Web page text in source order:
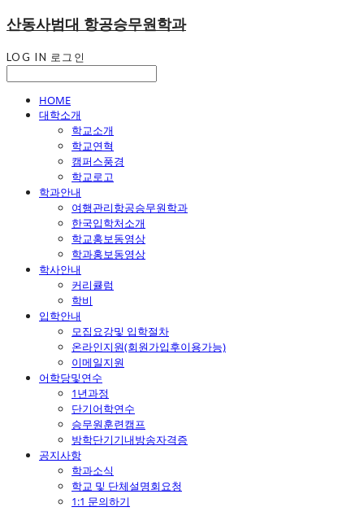
산동사범대 항공승무원학과
LOG IN 로그인
HOME
대학소개
학교소개
학교연혁
캠퍼스풍경
학교로고
학과안내
여행관리항공승무원학과
한국입학처소개
학교홍보동영상
학과홍보동영상
학사안내
커리큘럼
학비
입학안내
모집요강및 입학절차
온라인지원(회원가입후이용가능)
이메일지원
어학당및연수
1년과정
단기어학연수
승무원훈련캠프
방학단기기내방송자격증
공지사항
학과소식
학교 및 단체설명회요청
1:1 문의하기